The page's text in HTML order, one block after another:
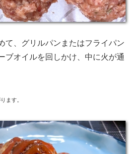
て、グリルパンまたはフライパン
ブオイルを回しかけ、中に火が通
ます。